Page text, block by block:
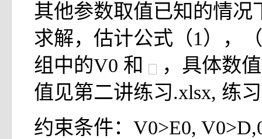
其他参数取值已知的情况
求解，估计公式（1），
组中的V0 和
，具体数
值见第二讲练习.xlsx, 练
约束条件：V0>E0,